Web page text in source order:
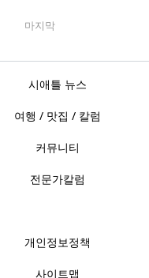
마지막
시애틀 뉴스
여행 / 맛집 / 칼럼
커뮤니티
전문가칼럼
개인정보정책
사이트맵